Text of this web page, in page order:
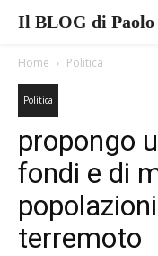
Il BLOG di Paolo
Home Politica
Politica
propongo
fondi e di
terremoto